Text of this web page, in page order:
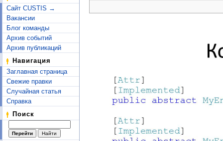
Сайт CUSTIS →
Вакансии
Блог команды
Архив событий
Архив публикаций
Навигация
Заглавная страница
Свежие правки
Случайная статья
Справка
Поиск